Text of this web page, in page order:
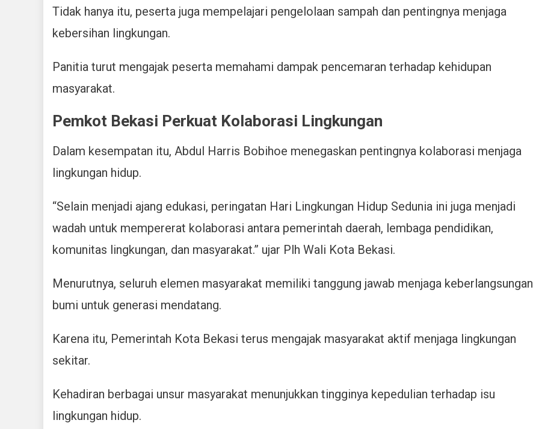
Tidak hanya itu, peserta juga mempelajari pengelolaan sampah dan pentingnya menjaga
kebersihan lingkungan.
Panitia turut mengajak peserta memahami dampak pencemaran terhadap kehidupan
masyarakat.
Pemkot Bekasi Perkuat Kolaborasi Lingkungan
Dalam kesempatan itu, Abdul Harris Bobihoe menegaskan pentingnya kolaborasi menjaga
lingkungan hidup.
“Selain menjadi ajang edukasi, peringatan Hari Lingkungan Hidup Sedunia ini juga menjadi
wadah untuk mempererat kolaborasi antara pemerintah daerah, lembaga pendidikan,
komunitas lingkungan, dan masyarakat.” ujar Plh Wali Kota Bekasi.
Menurutnya, seluruh elemen masyarakat memiliki tanggung jawab menjaga keberlangsungan
bumi untuk generasi mendatang.
Karena itu, Pemerintah Kota Bekasi terus mengajak masyarakat aktif menjaga lingkungan
sekitar.
Kehadiran berbagai unsur masyarakat menunjukkan tingginya kepedulian terhadap isu
lingkungan hidup.